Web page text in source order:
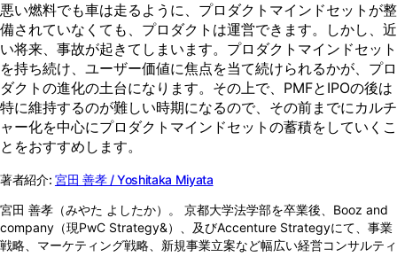
悪い燃料でも車は走るように、プロダクトマインドセットが整
備されていなくても、プロダクトは運営できます。しかし、近
い将来、事故が起きてしまいます。プロダクトマインドセット
を持ち続け、ユーザー価値に焦点を当て続けられるかが、プロ
ダクトの進化の土台になります。その上で、PMFとIPOの後は
特に維持するのが難しい時期になるので、その前までにカルチ
ャー化を中心にプロダクトマインドセットの蓄積をしていくこ
とをおすすめします。
著者紹介: 宮田 善孝 / Yoshitaka Miyata
宮田 善孝（みやた よしたか）。 京都大学法学部を卒業後、Booz and
company（現PwC Strategy&）、及びAccenture Strategyにて、事業
戦略、マーケティング戦略、新規事業立案など幅広い経営コンサルティ